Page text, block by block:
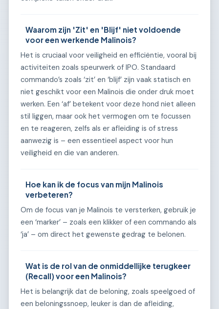
Waarom zijn 'Zit' en 'Blijf' niet voldoende
voor een werkende Malinois?
Het is cruciaal voor veiligheid en efficiëntie, vooral bij
activiteiten zoals speurwerk of IPO. Standaard
commando’s zoals ‘zit’ en ‘blijf’ zijn vaak statisch en
niet geschikt voor een Malinois die onder druk moet
werken. Een ‘af’ betekent voor deze hond niet alleen
stil liggen, maar ook het vermogen om te focussen
en te reageren, zelfs als er afleiding is of stress
aanwezig is – een essentieel aspect voor hun
veiligheid en die van anderen.
Hoe kan ik de focus van mijn Malinois
verbeteren?
Om de focus van je Malinois te versterken, gebruik je
een ‘marker’ – zoals een klikker of een commando als
‘ja’ – om direct het gewenste gedrag te belonen.
Wat is de rol van de onmiddellijke terugkeer
(Recall) voor een Malinois?
Het is belangrijk dat de beloning, zoals speelgoed of
een beloningssnoep, leuker is dan de afleiding,